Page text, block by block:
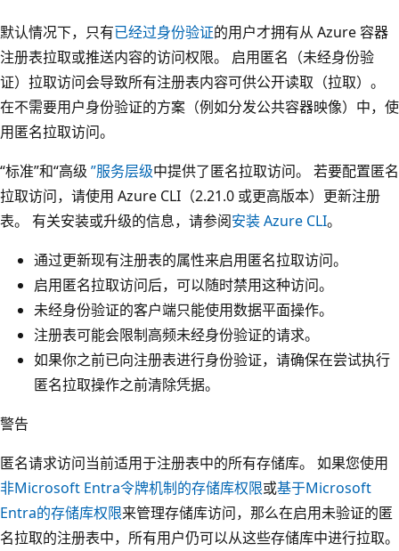
默认情况下，只有已经过身份验证的用户才拥有从 Azure 容器
注册表拉取或推送内容的访问权限。 启用匿名（未经身份验
证）拉取访问会导致所有注册表内容可供公开读取（拉取）。
在不需要用户身份验证的方案（例如分发公共容器映像）中，使
用匿名拉取访问。
“标准”和“高级 ”服务层级中提供了匿名拉取访问。 若要配置匿名
拉取访问，请使用 Azure CLI（2.21.0 或更高版本）更新注册
表。 有关安装或升级的信息，请参阅安装 Azure CLI。
通过更新现有注册表的属性来启用匿名拉取访问。
启用匿名拉取访问后，可以随时禁用这种访问。
未经身份验证的客户端只能使用数据平面操作。
注册表可能会限制高频未经身份验证的请求。
如果你之前已向注册表进行身份验证，请确保在尝试执行
匿名拉取操作之前清除凭据。
警告
匿名请求访问当前适用于注册表中的所有存储库。 如果您使用
非Microsoft Entra令牌机制的存储库权限或基于Microsoft
Entra的存储库权限来管理存储库访问，那么在启用未验证的匿
名拉取的注册表中，所有用户仍可以从这些存储库中进行拉取。